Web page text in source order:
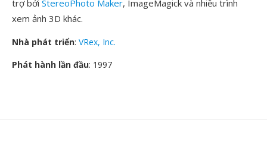
trợ bởi StereoPhoto Maker, ImageMagick và nhiều trình
xem ảnh 3D khác.
Nhà phát triển: VRex, Inc.
Phát hành lần đầu: 1997